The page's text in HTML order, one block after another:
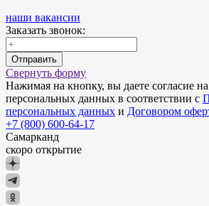
наши вакансии
Заказать звонок:
Отправить
Свернуть форму
Нажимая на кнопку, вы даете согласие
персональных данных в соответствии с
персональных данных и Договором
+7 (800) 600-64-17
Самарканд
скоро открытие